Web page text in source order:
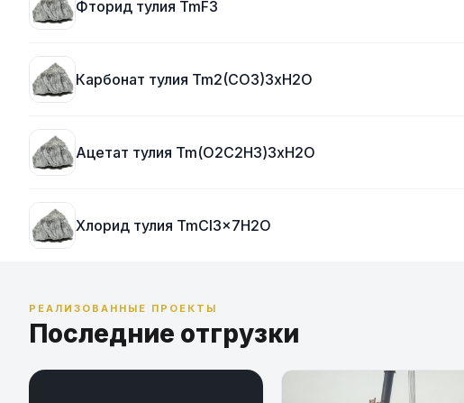
Фторид тулия TmF3
Карбонат тулия Tm2(CO3)3xH2O
Ацетат тулия Tm(O2C2H3)3xH2O
Хлорид тулия TmCl3x7H2O
РЕАЛИЗОВАННЫЕ ПРОЕКТЫ
Последние отгрузки